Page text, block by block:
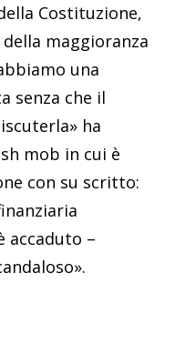
Costituzione,
maggioranza
una
senza che il
ha
mob in cui è
con su scritto:
accaduto –